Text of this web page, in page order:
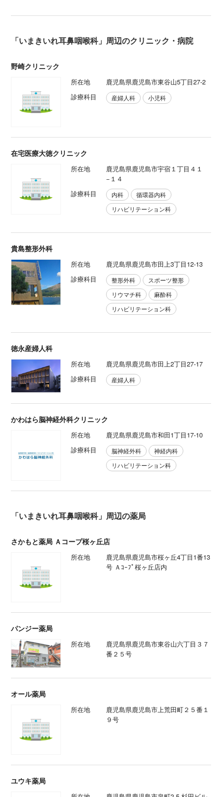
「いまきいれ耳鼻咽喉科」周辺のクリニック・病院
野崎クリニック
所在地
鹿児島県鹿児島市東谷山5丁目27-2
診療科目
産婦人科 小児科
在宅医療大徳クリニック
所在地
鹿児島県鹿児島市宇宿１丁目４１
−１４
診療科目
内科
循環器内科
リハビリテーション科
貴島整形外科
所在地
鹿児島県鹿児島市田上3丁目12-13
診療科目
整形外科
スポーツ整形
リウマチ科
麻酔科
リハビリテーション科
徳永産婦人科
所在地
鹿児島県鹿児島市田上2丁目27-17
診療科目
産婦人科
かわはら脳神経外科クリニック
所在地
鹿児島県鹿児島市和田1丁目17-10
診療科目
脳神経外科
神経内科
リハビリテーション科
「いまきいれ耳鼻咽喉科」周辺の薬局
さかもと薬局 Ａコープ桜ヶ丘店
所在地
鹿児島県鹿児島市桜ヶ丘4丁目1番13
号 Ａｺｰﾌﾟ桜ヶ丘店内
パンジー薬局
所在地
鹿児島県鹿児島市東谷山六丁目３７
番２５号
オール薬局
所在地
鹿児島県鹿児島市上荒田町２５番１
９号
ユウキ薬局